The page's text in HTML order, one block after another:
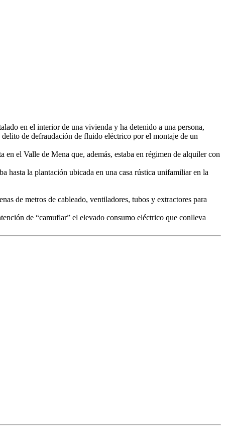
en el interior de una vivienda y ha detenido a una persona,
de defraudación de fluido eléctrico por el montaje de un
el Valle de Mena que, además, estaba en régimen de alquiler con
hasta la plantación ubicada en una casa rústica unifamiliar en la
de metros de cableado, ventiladores, tubos y extractores para
de “camuflar” el elevado consumo eléctrico que conlleva